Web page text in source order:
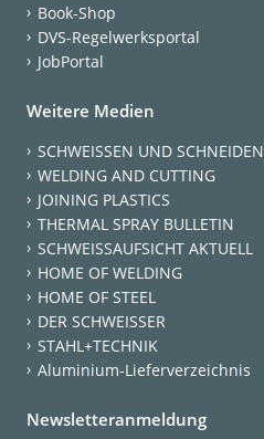
Book-Shop
DVS-Regelwerksportal
JobPortal
Weitere Medien
SCHWEISSEN UND SCHNEIDEN
WELDING AND CUTTING
JOINING PLASTICS
THERMAL SPRAY BULLETIN
SCHWEISSAUFSICHT AKTUELL
HOME OF WELDING
HOME OF STEEL
DER SCHWEISSER
STAHL+TECHNIK
Aluminium-Lieferverzeichnis
Newsletteranmeldung